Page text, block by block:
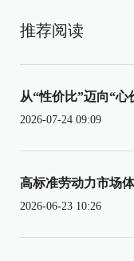
推荐阅读
从“性价比”迈向“心
2026-07-24 09:09
高标准劳动力市场
2026-06-23 10:26